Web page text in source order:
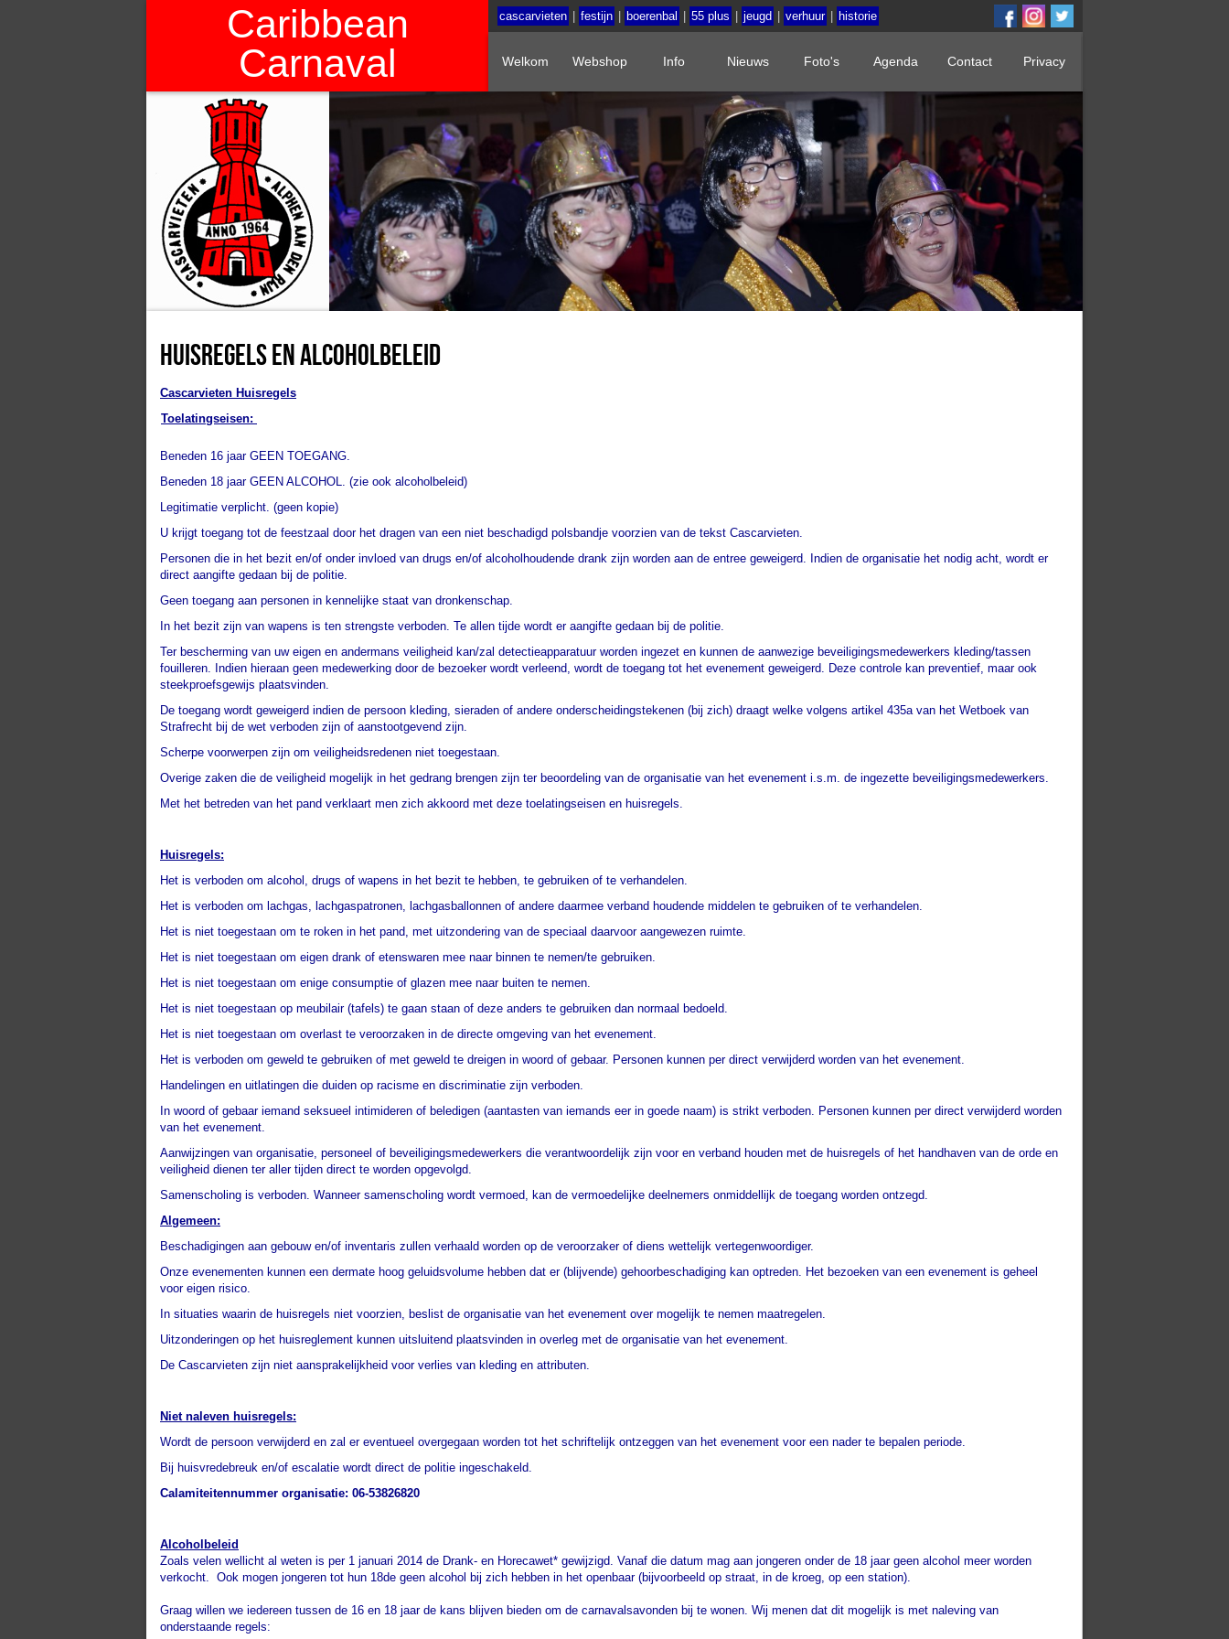
Caribbean
Carnaval
cascarvieten festijn boerenbal 55 plus jeugd verhuur historie
Welkom Webshop Info Nieuws Foto's Agenda Contact Privacy
Huisregels en alcoholbeleid
Cascarvieten Huisregels
Toelatingseisen:
Beneden 16 jaar GEEN TOEGANG.
Beneden 18 jaar GEEN ALCOHOL. (zie ook alcoholbeleid)
Legitimatie verplicht. (geen kopie)
U krijgt toegang tot de feestzaal door het dragen van een niet beschadigd polsbandje voorzien van de tekst Cascarvieten.
Personen die in het bezit en/of onder invloed van drugs en/of alcoholhoudende drank zijn worden aan de entree geweigerd. Indien de organisatie het nodig acht, wordt er
direct aangifte gedaan bij de politie.
Geen toegang aan personen in kennelijke staat van dronkenschap.
In het bezit zijn van wapens is ten strengste verboden. Te allen tijde wordt er aangifte gedaan bij de politie.
Ter bescherming van uw eigen en andermans veiligheid kan/zal detectieapparatuur worden ingezet en kunnen de aanwezige beveiligingsmedewerkers kleding/tassen
fouilleren. Indien hieraan geen medewerking door de bezoeker wordt verleend, wordt de toegang tot het evenement geweigerd. Deze controle kan preventief, maar ook
steekproefsgewijs plaatsvinden.
De toegang wordt geweigerd indien de persoon kleding, sieraden of andere onderscheidingstekenen (bij zich) draagt welke volgens artikel 435a van het Wetboek van
Strafrecht bij de wet verboden zijn of aanstootgevend zijn.
Scherpe voorwerpen zijn om veiligheidsredenen niet toegestaan.
Overige zaken die de veiligheid mogelijk in het gedrang brengen zijn ter beoordeling van de organisatie van het evenement i.s.m. de ingezette beveiligingsmedewerkers.
Met het betreden van het pand verklaart men zich akkoord met deze toelatingseisen en huisregels.
Huisregels:
Het is verboden om alcohol, drugs of wapens in het bezit te hebben, te gebruiken of te verhandelen.
Het is verboden om lachgas, lachgaspatronen, lachgasballonnen of andere daarmee verband houdende middelen te gebruiken of te verhandelen.
Het is niet toegestaan om te roken in het pand, met uitzondering van de speciaal daarvoor aangewezen ruimte.
Het is niet toegestaan om eigen drank of etenswaren mee naar binnen te nemen/te gebruiken.
Het is niet toegestaan om enige consumptie of glazen mee naar buiten te nemen.
Het is niet toegestaan op meubilair (tafels) te gaan staan of deze anders te gebruiken dan normaal bedoeld.
Het is niet toegestaan om overlast te veroorzaken in de directe omgeving van het evenement.
Het is verboden om geweld te gebruiken of met geweld te dreigen in woord of gebaar. Personen kunnen per direct verwijderd worden van het evenement.
Handelingen en uitlatingen die duiden op racisme en discriminatie zijn verboden.
In woord of gebaar iemand seksueel intimideren of beledigen (aantasten van iemands eer in goede naam) is strikt verboden. Personen kunnen per direct verwijderd worden
van het evenement.
Aanwijzingen van organisatie, personeel of beveiligingsmedewerkers die verantwoordelijk zijn voor en verband houden met de huisregels of het handhaven van de orde en
veiligheid dienen ter aller tijden direct te worden opgevolgd.
Samenscholing is verboden. Wanneer samenscholing wordt vermoed, kan de vermoedelijke deelnemers onmiddellijk de toegang worden ontzegd.
Algemeen:
Beschadigingen aan gebouw en/of inventaris zullen verhaald worden op de veroorzaker of diens wettelijk vertegenwoordiger.
Onze evenementen kunnen een dermate hoog geluidsvolume hebben dat er (blijvende) gehoorbeschadiging kan optreden. Het bezoeken van een evenement is geheel
voor eigen risico.
In situaties waarin de huisregels niet voorzien, beslist de organisatie van het evenement over mogelijk te nemen maatregelen.
Uitzonderingen op het huisreglement kunnen uitsluitend plaatsvinden in overleg met de organisatie van het evenement.
De Cascarvieten zijn niet aansprakelijkheid voor verlies van kleding en attributen.
Niet naleven huisregels:
Wordt de persoon verwijderd en zal er eventueel overgegaan worden tot het schriftelijk ontzeggen van het evenement voor een nader te bepalen periode.
Bij huisvredebreuk en/of escalatie wordt direct de politie ingeschakeld.
Calamiteitennummer organisatie: 06-53826820
Alcoholbeleid
Zoals velen wellicht al weten is per 1 januari 2014 de Drank- en Horecawet* gewijzigd. Vanaf die datum mag aan jongeren onder de 18 jaar geen alcohol meer worden
verkocht. Ook mogen jongeren tot hun 18de geen alcohol bij zich hebben in het openbaar (bijvoorbeeld op straat, in de kroeg, op een station).
Graag willen we iedereen tussen de 16 en 18 jaar de kans blijven bieden om de carnavalsavonden bij te wonen. Wij menen dat dit mogelijk is met naleving van
onderstaande regels: